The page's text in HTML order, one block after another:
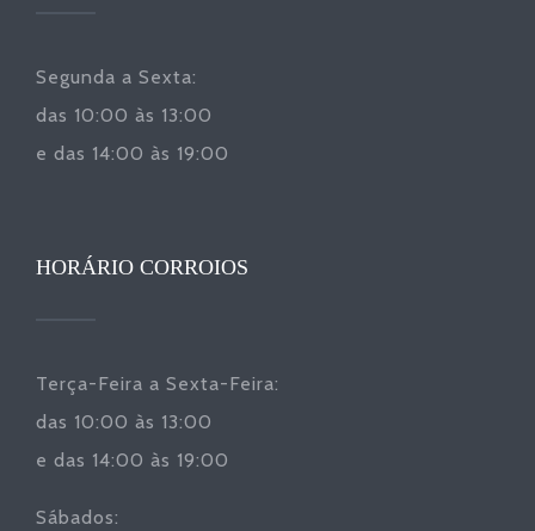
Segunda a Sexta:
das 10:00 às 13:00
e das 14:00 às 19:00
HORÁRIO CORROIOS
Terça-Feira a Sexta-Feira:
das 10:00 às 13:00
e das 14:00 às 19:00
Sábados: